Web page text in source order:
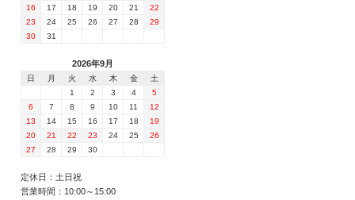
16
17 18 19 20 21
22
23
24 25 26 27 28
29
30
31
2026年9月
日 月 火 水 木 金
土
1
2 3 4
5
6
7 8 9 10 11
12
13
14 15 16 17 18
19
20
21 22 23 24 25
26
27
28 29 30
定休日：土日祝
営業時間：10:00～15:00